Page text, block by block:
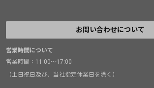
お問い合わせについて
営業時間について
営業時間：11:00～17:00
（土日祝日及び、当社指定休業日を除く）